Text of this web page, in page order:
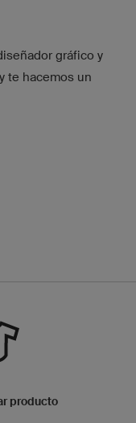
gráfico y
te hacemos un
producto